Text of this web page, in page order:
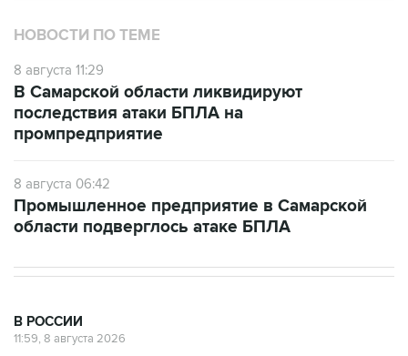
НОВОСТИ ПО ТЕМЕ
8 августа 11:29
В Самарской области ликвидируют
последствия атаки БПЛА на
промпредприятие
8 августа 06:42
Промышленное предприятие в Самарской
области подверглось атаке БПЛА
В РОССИИ
11:59, 8 августа 2026